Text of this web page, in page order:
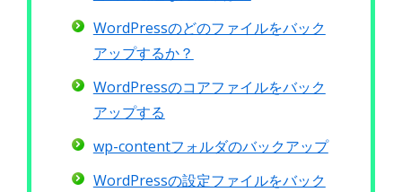
WordPressのどのファイルをバック
アップするか？
WordPressのコアファイルをバック
アップする
wp-contentフォルダのバックアップ
WordPressの設定ファイルをバック